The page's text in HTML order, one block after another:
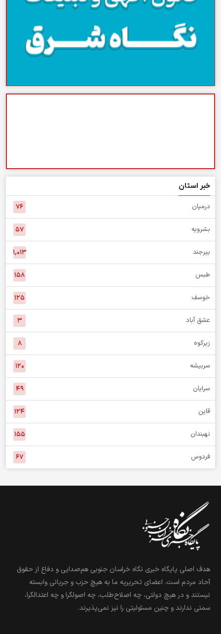
خبر استان
درمیان ۷۶
بشرویه ۵۷
بیرجند ۱,۰۱۳
طبس ۱۵۸
خوسف ۱۲۵
عشق آباد ۳
زیرکوه ۸
سربیشه ۱۲۰
سرایان ۴۹
قاین ۱۲۴
نهبندان ۱۵۵
فردوس ۶۷
هدف اصلی پایگاه خبری نگاه خراسان جنوبی هم‌صدایی و دفاع از حقوق
آحاد مردم است. اعضای تحریریه ما به هیچ حزب و جریانی وابسته
نیستند و در هیچ دولتی، چه اصلاح‌طلب، چه اصولگرا و چه اعتدالگرا،
سمتی ندارند و چنین مسئولیتی را نیز نمی‌پذیرند.